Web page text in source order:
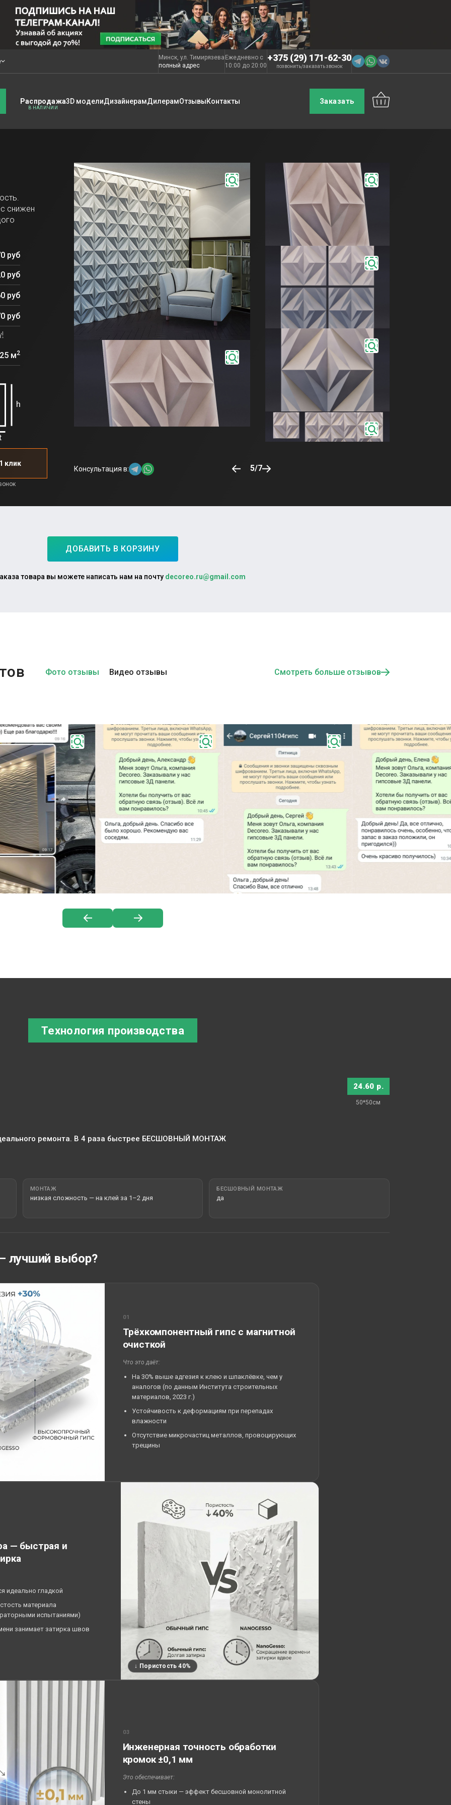
Минск, ул. Тимирязева
полный адрес
Ежедневно с
10:00 до 20:00
+375 (29) 171-62-30
позвонить/заказать звонок
Распродажа3D моделиДизайнерамДилерамОтзывыКонтакты Заказать
снижен
руб
руб
руб
руб
м2
клик
Консультация в: 5/7
ДОБАВИТЬ В КОРЗИНУ
товара вы можете написать нам на почту decoreo.ru@gmail.com
Фото отзывы Видео отзывы Смотреть больше отзывов
Технология производства
24.60 р.
50*50см
ремонта. В 4 раза быстрее БЕСШОВНЫЙ МОНТАЖ
МОНТАЖ
низкая сложность — на клей за 1–2 дня
БЕСШОВНЫЙ МОНТАЖ
да
лучший выбор?
01
Трёхкомпонентный гипс с магнитной
очисткой
Что это даёт:
На 30% выше адгезия к клею и шпаклёвке, чем у
аналогов (по данным Института строительных
материалов, 2023 г.)
Устойчивость к деформациям при перепадах
влажности
Отсутствие микрочастиц металлов, провоцирующих
трещины
↓ Пористость 40%
— быстрая и
идеально гладкой
материала
испытаниями)
занимает затирка швов
03
Инженерная точность обработки
кромок ±0,1 мм
Это обеспечивает:
До 1 мм стыки — эффект бесшовной монолитной
стены